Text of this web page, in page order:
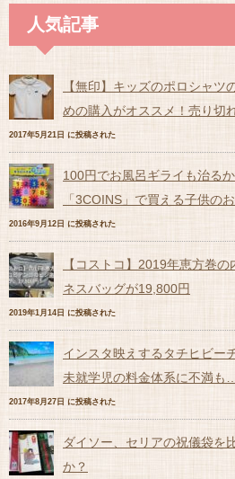
人気記事
【無印】キッズのポロシャ
めの購入がオススメ！売り切
2017年5月21日 に投稿された
100円でお風呂ギライも治る
「3COINS」で買える子供の
2016年9月12日 に投稿された
【コストコ】2019年恵方巻
ネスバッグが19,800円
2019年1月14日 に投稿された
インスタ映えするタチヒビー
未就学児の料金体系に不満も
2017年8月27日 に投稿された
ダイソー、セリアの祝儀袋を
か？